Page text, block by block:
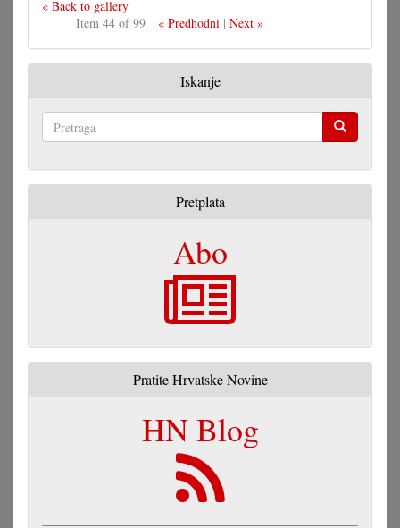
« Back to gallery
Item 44 of 99
« Predhodni| Next »
Iskanje
Pretplata
Abo
Pratite Hrvatske Novine
HN Blog